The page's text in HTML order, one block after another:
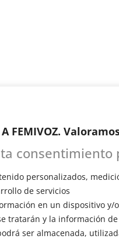
A FEMIVOZ.
personalizados,
de servicios
en un dispositivo y/
tratarán y la información
ser almacenada,